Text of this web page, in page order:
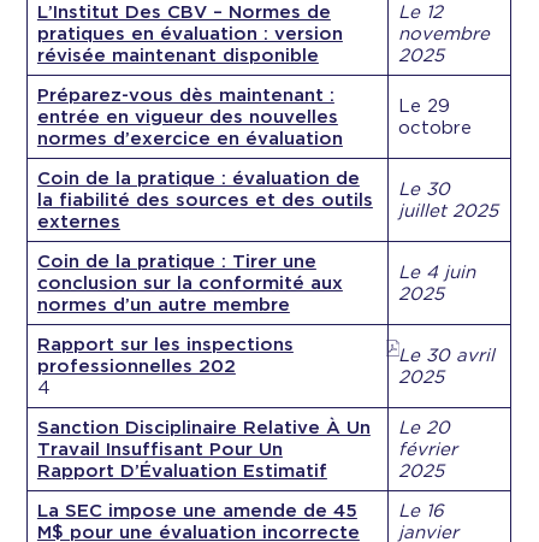
L’Institut Des CBV – Normes de
pratiques en évaluation : version
révisée maintenant disponible
Le 12
novembre
2025
Préparez-vous dès maintenant :
entrée en vigueur des nouvelles
normes d’exercice en évaluation
Le 29
octobre
Coin de la pratique : évaluation de
la fiabilité des sources et des outils
externes
Le 30
juillet 2025
Coin de la pratique : Tirer une
conclusion sur la conformité aux
normes d’un autre membre
Le 4 juin
2025
Rapport sur les inspections
professionnelles 202
4
Le 30 avril
2025
Sanction Disciplinaire Relative À Un
Travail Insuffisant Pour Un
Rapport D’Évaluation Estimatif
Le 20
février
2025
La SEC impose une amende de 45
M$ pour une évaluation incorrecte
Le 16
janvier